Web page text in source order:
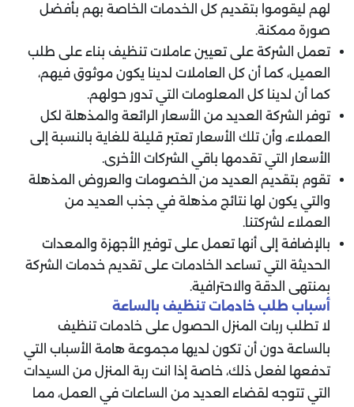
لهم ليقوموا بتقديم كل الخدمات الخاصة بهم بأفضل
صورة ممكنة.
تعمل الشركة على تعيين عاملات تنظيف بناء على طلب
العميل، كما أن كل العاملات لدينا يكون موثوق فيهم،
كما أن لدينا كل المعلومات التي تدور حولهم.
توفر الشركة العديد من الأسعار الرائعة والمذهلة لكل
العملاء، وأن تلك الأسعار تعتبر قليلة للغاية بالنسبة إلى
الأسعار التي تقدمها باقي الشركات الأخرى.
تقوم بتقديم العديد من الخصومات والعروض المذهلة
والتي يكون لها نتائج مذهلة في جذب العديد من
العملاء لشركتنا.
بالإضافة إلى أنها تعمل على توفير الأجهزة والمعدات
الحديثة التي تساعد الخادمات على تقديم خدمات الشركة
بمنتهى الدقة والاحترافية.
أسباب طلب خادمات تنظيف بالساعة
لا تطلب ربات المنزل الحصول على خادمات تنظيف
بالساعة دون أن تكون لديها مجموعة هامة الأسباب التي
تدفعها لفعل ذلك، خاصة إذا انت ربة المنزل من السيدات
التي تتوجه لقضاء العديد من الساعات في العمل، مما